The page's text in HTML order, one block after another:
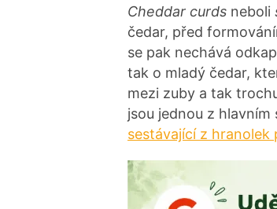
Cheddar curds neboli
čedar, před
se pak nechává
tak o mladý čedar,
mezi zuby a tak
jsou jednou z hlavním
sestávající z hranolek